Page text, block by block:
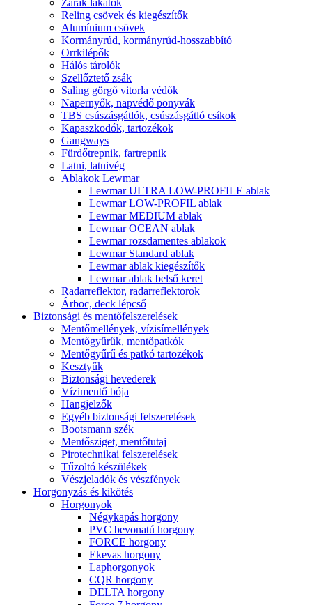
Reling csövek és kiegészítők
Alumínium csövek
Kormányrúd, kormányrúd-hosszabbító
Orrkilépők
Hálós tárolók
Szellőztető zsák
Saling görgő vitorla védők
Napernyők, napvédő ponyvák
TBS csúszásgátlók, csúszásgátló csíkok
Kapaszkodók, tartozékok
Gangways
Fürdőtrepnik, fartrepnik
Latni, latnivég
Ablakok Lewmar
Lewmar ULTRA LOW-PROFILE ablak
Lewmar LOW-PROFIL ablak
Lewmar MEDIUM ablak
Lewmar OCEAN ablak
Lewmar rozsdamentes ablakok
Lewmar Standard ablak
Lewmar ablak kiegészítők
Lewmar ablak belső keret
Radarreflektor, radarreflektorok
Árboc, deck lépcső
Biztonsági és mentőfelszerelések
Mentőmellények, vízisímellények
Mentőgyűrűk, mentőpatkók
Mentőgyűrű és patkó tartozékok
Kesztyűk
Biztonsági hevederek
Vízimentő bója
Hangjelzők
Egyéb biztonsági felszerelések
Bootsmann szék
Mentősziget, mentőtutaj
Pirotechnikai felszerelések
Tűzoltó készülékek
Vészjeladók és vészfények
Horgonyzás és kikötés
Horgonyok
Négykapás horgony
PVC bevonatú horgony
FORCE horgony
Ekevas horgony
Laphorgonyok
CQR horgony
DELTA horgony